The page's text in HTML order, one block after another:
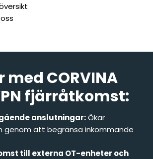
med CORVINA
fjärråtkomst:
anslutningar:Ökar
genom att begränsa inkommande
till externa OT-enheter och